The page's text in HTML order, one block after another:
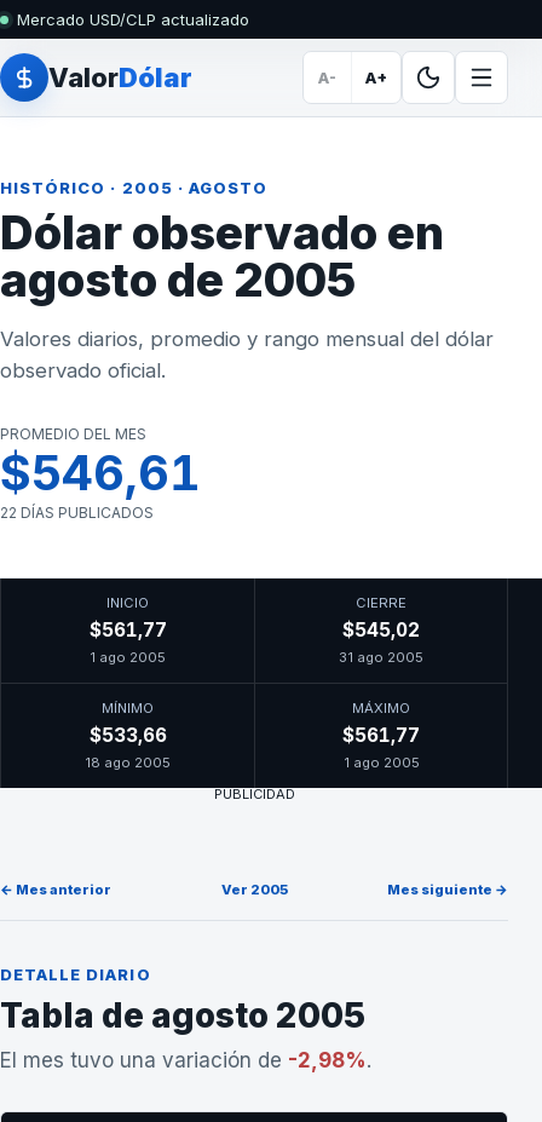
Mercado USD/CLP actualizado
ValorDólar A- A+
HISTÓRICO · 2005 · AGOSTO
Dólar observado en
agosto de 2005
Valores diarios, promedio y rango mensual del dólar
observado oficial.
PROMEDIO DEL MES
$546,61
22 DÍAS PUBLICADOS
INICIO
$561,77
1 ago 2005
CIERRE
$545,02
31 ago 2005
MÍNIMO
$533,66
18 ago 2005
MÁXIMO
$561,77
1 ago 2005
PUBLICIDAD
← Mes anterior Ver 2005 Mes siguiente →
DETALLE DIARIO
Tabla de agosto 2005
El mes tuvo una variación de -2,98%.